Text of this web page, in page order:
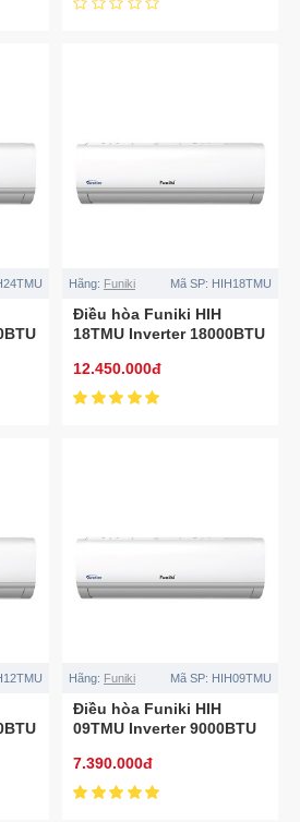
Hãng: Funiki Mã SP: HIH18TMU
Điều hòa Funiki HIH
18TMU Inverter 18000BTU
12.450.000đ
Hãng: Funiki Mã SP: HIH09TMU
Điều hòa Funiki HIH
09TMU Inverter 9000BTU
7.390.000đ